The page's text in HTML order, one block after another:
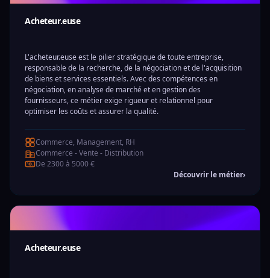
Acheteur.euse
L'acheteur.euse est le pilier stratégique de toute entreprise,
responsable de la recherche, de la négociation et de l'acquisition
de biens et services essentiels. Avec des compétences en
négociation, en analyse de marché et en gestion des
fournisseurs, ce métier exige rigueur et relationnel pour
optimiser les coûts et assurer la qualité.
Commerce, Management, RH
Commerce - Vente - Distribution
De 2300 à 5000 €
Découvrir le métier›
Acheteur.euse